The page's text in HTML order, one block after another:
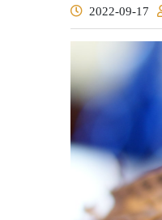
2022-09-17